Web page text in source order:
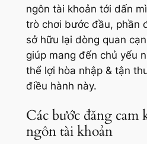
ngôn tài khoản tới dấn
trò chơi bước đầu, phần
sở hữu lại dòng quan
giúp mang đến chủ yếu
thể lợi hòa nhập & tận
điều hành này.
Các bước đăng cam
ngôn tài khoản